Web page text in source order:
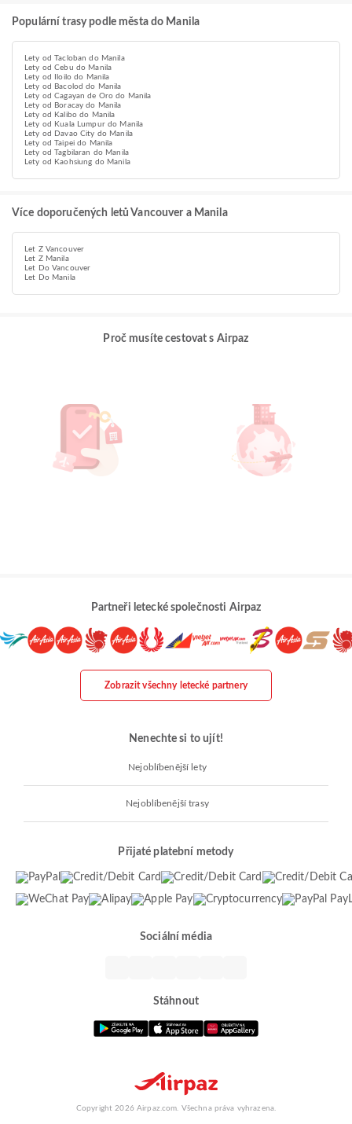
Populární trasy podle města do Manila
Lety od Tacloban do Manila
Lety od Cebu do Manila
Lety od Iloilo do Manila
Lety od Bacolod do Manila
Lety od Cagayan de Oro do Manila
Lety od Boracay do Manila
Lety od Kalibo do Manila
Lety od Kuala Lumpur do Manila
Lety od Davao City do Manila
Lety od Taipei do Manila
Lety od Tagbilaran do Manila
Lety od Kaohsiung do Manila
Více doporučených letů Vancouver a Manila
Let Z Vancouver
Let Z Manila
Let Do Vancouver
Let Do Manila
Proč musíte cestovat s Airpaz
Partneři letecké společnosti Airpaz
Zobrazit všechny letecké partnery
Nenechte si to ujít!
Nejoblíbenější lety
Nejoblíbenější trasy
Přijaté platební metody
Sociální média
Stáhnout
Copyright 2026 Airpaz.com. Všechna práva vyhrazena.